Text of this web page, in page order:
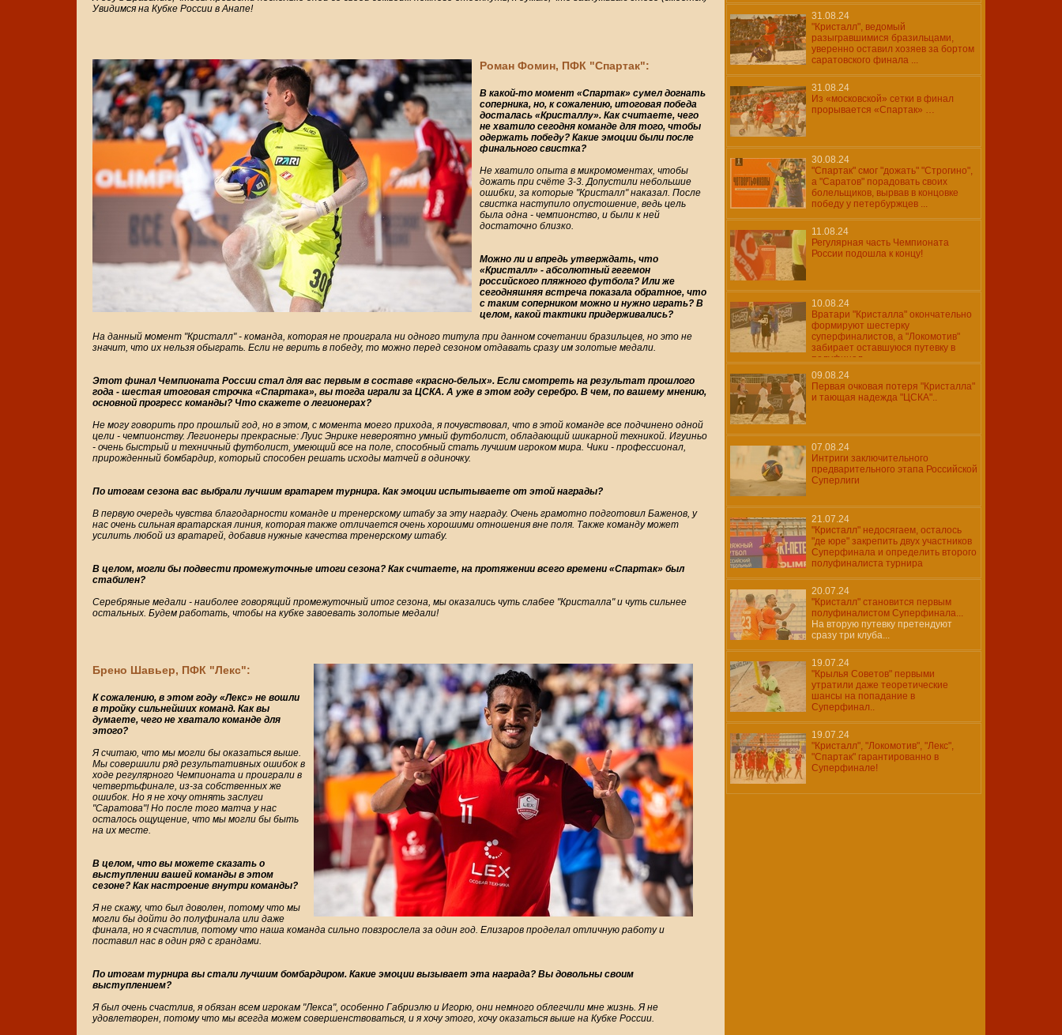
Увидимся на Кубке России в Анапе!
Роман Фомин, ПФК "Спартак":
В какой-то момент «Спартак» сумел догнать
соперника, но, к сожалению, итоговая победа
досталась «Кристаллу». Как считаете, чего
не хватило сегодня команде для того, чтобы
одержать победу? Какие эмоции были после
финального свистка?
Не хватило опыта в микромоментах, чтобы
дожать при счёте 3-3. Допустили небольшие
ошибки, за которые "Кристалл" наказал. После
свистка наступило опустошение, ведь цель
была одна - чемпионство, и были к ней
достаточно близко.
Можно ли и впредь утверждать, что
«Кристалл» - абсолютный гегемон
российского пляжного футбола? Или же
сегодняшняя встреча показала обратное, что
с таким соперником можно и нужно играть? В
целом, какой тактики придерживались?
На данный момент "Кристалл" - команда, которая не проиграла ни одного титула при данном сочетании бразильцев, но это не
значит, что их нельзя обыграть. Если не верить в победу, то можно перед сезоном отдавать сразу им золотые медали.
Этот финал Чемпионата России стал для вас первым в составе «красно-белых». Если смотреть на результат прошлого
года - шестая итоговая строчка «Спартака», вы тогда играли за ЦСКА. А уже в этом году серебро. В чем, по вашему мнению,
основной прогресс команды? Что скажете о легионерах?
Не могу говорить про прошлый год, но в этом, с момента моего прихода, я почувствовал, что в этой команде все подчинено одной
цели - чемпионству. Легионеры прекрасные: Луис Энрике невероятно умный футболист, обладающий шикарной техникой. Игуиньо
- очень быстрый и техничный футболист, умеющий все на поле, способный стать лучшим игроком мира. Чики - профессионал,
прирожденный бомбардир, который способен решать исходы матчей в одиночку.
По итогам сезона вас выбрали лучшим вратарем турнира. Как эмоции испытываете от этой награды?
В первую очередь чувства благодарности команде и тренерскому штабу за эту награду. Очень грамотно подготовил Баженов, у
нас очень сильная вратарская линия, которая также отличается очень хорошими отношения вне поля. Также команду может
усилить любой из вратарей, добавив нужные качества тренерскому штабу.
В целом, могли бы подвести промежуточные итоги сезона? Как считаете, на протяжении всего времени «Спартак» был
стабилен?
Серебряные медали - наиболее говорящий промежуточный итог сезона, мы оказались чуть слабее "Кристалла" и чуть сильнее
остальных. Будем работать, чтобы на кубке завоевать золотые медали!
Брено Шавьер, ПФК "Лекс":
К сожалению, в этом году «Лекс» не вошли
в тройку сильнейших команд. Как вы
думаете, чего не хватало команде для
этого?
Я считаю, что мы могли бы оказаться выше.
Мы совершили ряд результативных ошибок в
ходе регулярного Чемпионата и проиграли в
четвертьфинале, из-за собственных же
ошибок. Но я не хочу отнять заслуги
"Саратова"! Но после того матча у нас
осталось ощущение, что мы могли бы быть
на их месте.
В целом, что вы можете сказать о
выступлении вашей команды в этом
сезоне? Как настроение внутри команды?
Я не скажу, что был доволен, потому что мы
могли бы дойти до полуфинала или даже
финала, но я счастлив, потому что наша команда сильно повзрослела за один год. Елизаров проделал отличную работу и
поставил нас в один ряд с грандами.
По итогам турнира вы стали лучшим бомбардиром. Какие эмоции вызывает эта награда? Вы довольны своим
выступлением?
Я был очень счастлив, я обязан всем игрокам "Лекса", особенно Габриэлю и Игорю, они немного облегчили мне жизнь. Я не
удовлетворен, потому что мы всегда можем совершенствоваться, и я хочу этого, хочу оказаться выше на Кубке России.
31.08.24
"Кристалл", ведомый
разыгравшимися бразильцами,
уверенно оставил хозяев за бортом
саратовского финала ...
31.08.24
Из «московской» сетки в финал
прорывается «Спартак» …
30.08.24
"Спартак" смог "дожать" "Строгино",
а "Саратов" порадовать своих
болельщиков, вырвав в концовке
победу у петербуржцев ...
11.08.24
Регулярная часть Чемпионата
России подошла к концу!
10.08.24
Вратари "Кристалла" окончательно
формируют шестерку
суперфиналистов, а "Локомотив"
забирает оставшуюся путевку в
полуфинал...
09.08.24
Первая очковая потеря "Кристалла"
и тающая надежда "ЦСКА"..
07.08.24
Интриги заключительного
предварительного этапа Российской
Суперлиги
21.07.24
"Кристалл" недосягаем, осталось
"де юре" закрепить двух участников
Суперфинала и определить второго
полуфиналиста турнира
20.07.24
"Кристалл" становится первым
полуфиналистом Суперфинала...
На вторую путевку претендуют
сразу три клуба...
19.07.24
"Крылья Советов" первыми
утратили даже теоретические
шансы на попадание в
Суперфинал..
19.07.24
"Кристалл", "Локомотив", "Лекс",
"Спартак" гарантированно в
Суперфинале!